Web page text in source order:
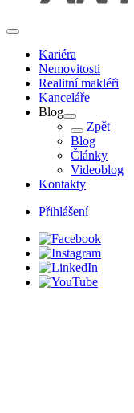
Kariéra
Nemovitosti
Realitní makléři
Kanceláře
Blog
Zpět
Blog
Články
Videoblog
Kontakty
Přihlášení